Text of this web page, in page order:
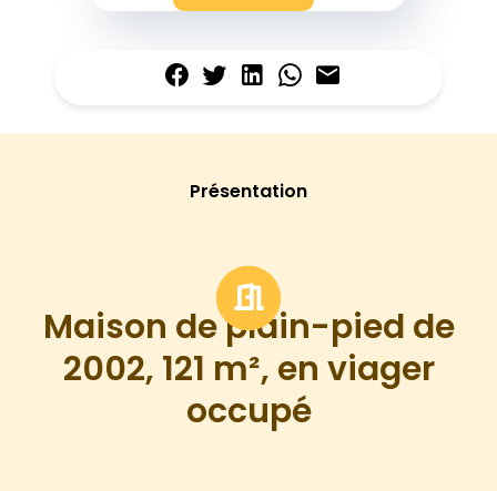
Présentation
Maison de plain-pied de
2002, 121 m², en viager
occupé